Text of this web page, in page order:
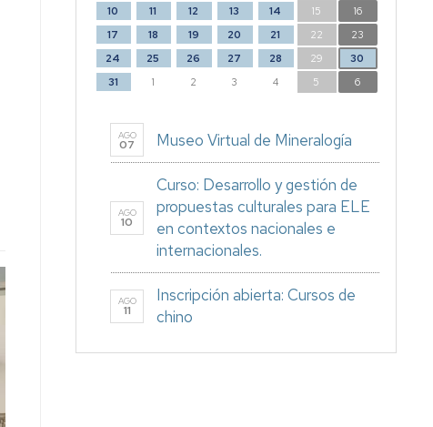
10
11 12 13 14 15
16
17
18 19 20 21 22
23
24
25 26 27 28 29
30
31
1 2 3 4 5 6
AGO
07 Museo Virtual de Mineralogía
AGO
10
Curso: Desarrollo y gestión de
propuestas culturales para ELE
en contextos nacionales e
internacionales.
AGO
11
Inscripción abierta: Cursos de
chino